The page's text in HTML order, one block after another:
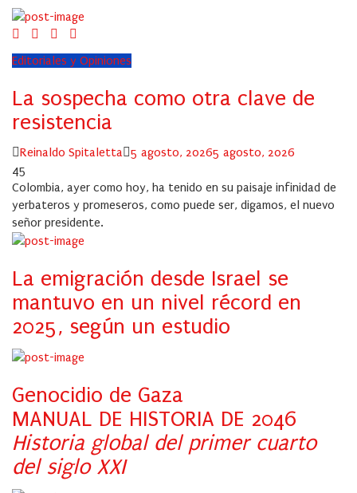
Editoriales y Opiniones
La sospecha como otra clave de
resistencia
Author
Reinaldo Spitaletta Posted
5 agosto, 20265 agosto, 2026
45
Colombia, ayer como hoy, ha tenido en su paisaje infinidad de
yerbateros y promeseros, como puede ser, digamos, el nuevo
señor presidente.
La emigración desde Israel se
mantuvo en un nivel récord en
2025, según un estudio
Genocidio de Gaza
MANUAL DE HISTORIA DE 2046
Historia global del primer cuarto
del siglo XXI